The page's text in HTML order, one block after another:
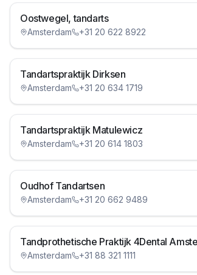
Oostwegel, tandarts
Amsterdam +31 20 622 8922
Tandartspraktijk Dirksen
Amsterdam +31 20 634 1719
Tandartspraktijk Matulewicz
Amsterdam +31 20 614 1803
Oudhof Tandartsen
Amsterdam +31 20 662 9489
Tandprothetische Praktijk 4Dental
Amsterdam +31 88 321 1111